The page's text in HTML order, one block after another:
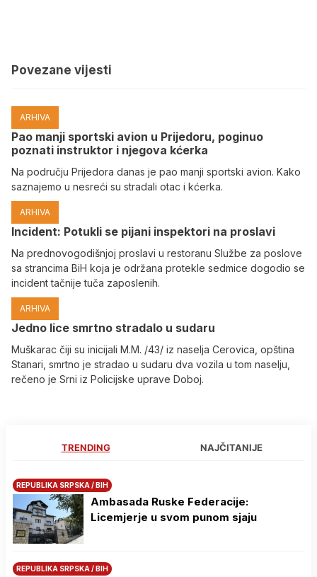
Povezane vijesti
ARHIVA
Pao manji sportski avion u Prijedoru, poginuo
poznati instruktor i njegova kćerka
Na području Prijedora danas je pao manji sportski avion. Kako
saznajemo u nesreći su stradali otac i kćerka.
ARHIVA
Incident: Potukli se pijani inspektori na proslavi
Na prednovogodišnjoj proslavi u restoranu Službe za poslove
sa strancima BiH koja je održana protekle sedmice dogodio se
incident tačnije tuča zaposlenih.
ARHIVA
Јedno lice smrtno stradalo u sudaru
Muškarac čiji su inicijali M.M. /43/ iz naselja Cerovica, opština
Stanari, smrtno je stradao u sudaru dva vozila u tom naselju,
rečeno je Srni iz Policijske uprave Doboj.
TRENDING NAJČITANIJE
REPUBLIKA SRPSKA / BIH
Ambasada Ruske Federacije:
Licemjerje u svom punom sjaju
REPUBLIKA SRPSKA / BIH